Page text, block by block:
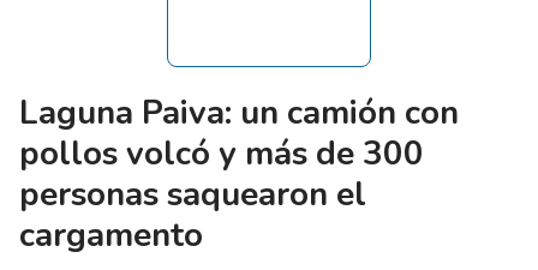
Laguna Paiva: un camión con
pollos volcó y más de 300
personas saquearon el
cargamento